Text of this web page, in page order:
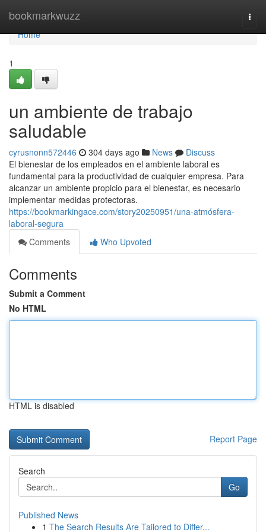
bookmarkwuzz
Home
Home
1
un ambiente de trabajo
saludable
cyrusnonn572446 304 days ago News
Discuss
El bienestar de los empleados en el ambiente laboral es
fundamental para la productividad de cualquier empresa. Para
alcanzar un ambiente propicio para el bienestar, es necesario
implementar medidas protectoras.
https://bookmarkingace.com/story20250951/una-atmósfera-
laboral-segura
Comments
Who Upvoted
Comments
Submit a Comment
No HTML
HTML is disabled
Report Page
Search
Go
Published News
1 The Search Results Are Tailored to Differ...